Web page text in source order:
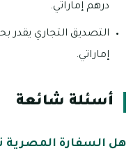
درهم إماراتي.
التصديق التجاري يقدر
إماراتي.
أسئلة شائعة
هل السفارة